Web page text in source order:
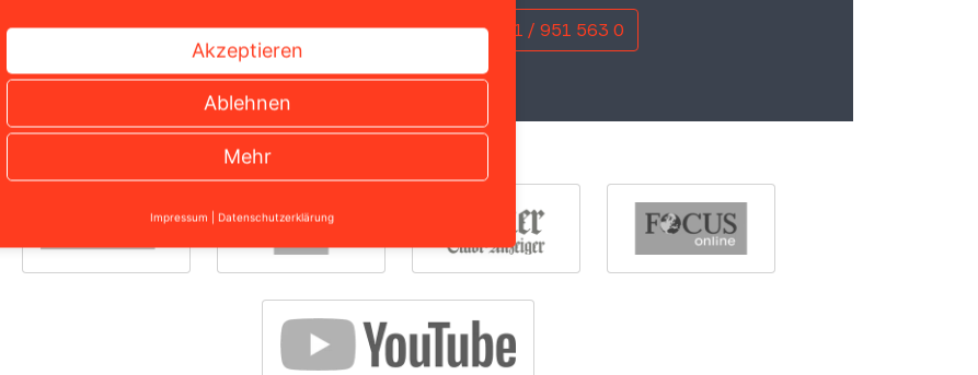
0221 / 951 563 0
Akzeptieren
Ablehnen
Mehr
Impressum Datenschutzerklärung